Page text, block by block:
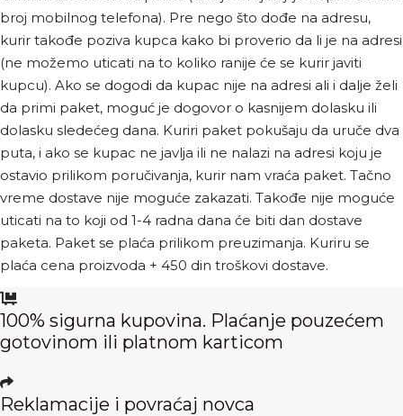
broj mobilnog telefona). Pre nego što dođe na adresu,
kurir takođe poziva kupca kako bi proverio da li je na adresi
(ne možemo uticati na to koliko ranije će se kurir javiti
kupcu). Ako se dogodi da kupac nije na adresi ali i dalje želi
da primi paket, moguć je dogovor o kasnijem dolasku ili
dolasku sledećeg dana. Kuriri paket pokušaju da uruče dva
puta, i ako se kupac ne javlja ili ne nalazi na adresi koju je
ostavio prilikom poručivanja, kurir nam vraća paket. Tačno
vreme dostave nije moguće zakazati. Takođe nije moguće
uticati na to koji od 1-4 radna dana će biti dan dostave
paketa. Paket se plaća prilikom preuzimanja. Kuriru se
plaća cena proizvoda + 450 din troškovi dostave.
100% sigurna kupovina. Plaćanje pouzećem
gotovinom ili platnom karticom
Reklamacije i povraćaj novca